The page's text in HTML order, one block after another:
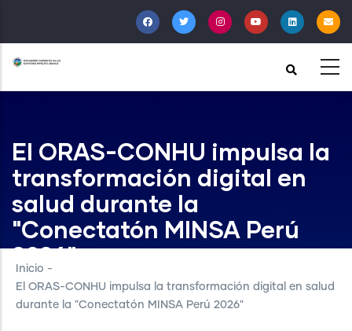
al
contenido
principal
El ORAS-CONHU impulsa la
transformación digital en
salud durante la
"Conectatón MINSA Perú
2026"
Inicio -
El ORAS-CONHU impulsa la transformación digital en salud
durante la "Conectatón MINSA Perú 2026"